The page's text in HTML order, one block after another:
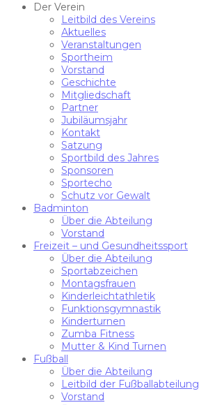
Der Verein
Leitbild des Vereins
Aktuelles
Veranstaltungen
Sportheim
Vorstand
Geschichte
Mitgliedschaft
Partner
Jubiläumsjahr
Kontakt
Satzung
Sportbild des Jahres
Sponsoren
Sportecho
Schutz vor Gewalt
Badminton
Über die Abteilung
Vorstand
Freizeit – und Gesundheitssport
Über die Abteilung
Sportabzeichen
Montagsfrauen
Kinderleichtathletik
Funktionsgymnastik
Kinderturnen
Zumba Fitness
Mutter & Kind Turnen
Fußball
Über die Abteilung
Leitbild der Fußballabteilung
Vorstand